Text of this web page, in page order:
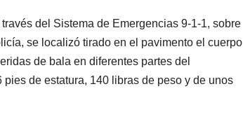
del Sistema de Emergencias 9-1-1, sobre
se localizó tirado en el pavimento el cuerpo
de bala en diferentes partes del
de estatura, 140 libras de peso y de unos